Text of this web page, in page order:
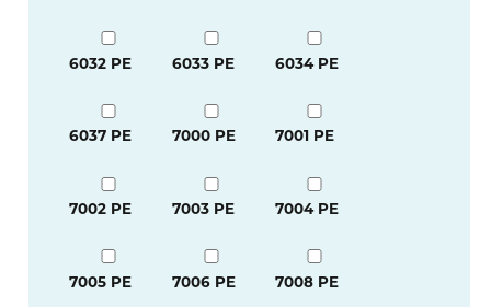
6032 PE 6033 PE 6034 PE
6037 PE 7000 PE 7001 PE
7002 PE 7003 PE 7004 PE
7005 PE 7006 PE 7008 PE